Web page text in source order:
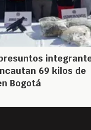
69 kilos de
Bogotá